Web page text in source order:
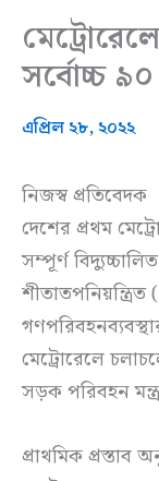
সর্বোচ্চ ৯০
এপ্রিল ২৮, ২০২২
নিজস্ব প্রতিবেদক
দেশের প্রথম
সম্পূর্ণ
মেট্রোরেলে
সড়ক পরিবহন
প্রাথমিক প্রস্তাব